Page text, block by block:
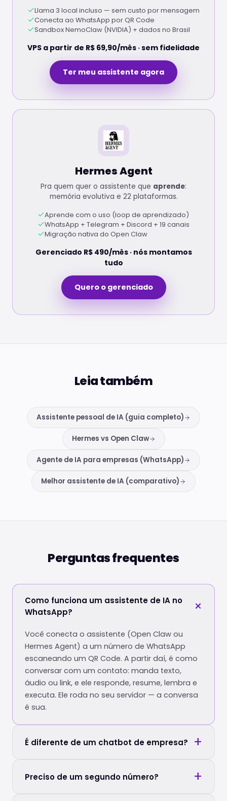
Llama 3 local incluso — sem custo por mensagem
Conecta ao WhatsApp por QR Code
Sandbox NemoClaw (NVIDIA) + dados no Brasil
VPS a partir de R$ 69,90/mês · sem fidelidade
Ter meu assistente agora
Hermes Agent
Pra quem quer o assistente que aprende:
memória evolutiva e 22 plataformas.
Aprende com o uso (loop de aprendizado)
WhatsApp + Telegram + Discord + 19 canais
Migração nativa do Open Claw
Gerenciado R$ 490/mês · nós montamos
tudo
Quero o gerenciado
Leia também
Assistente pessoal de IA (guia completo)
Hermes vs Open Claw
Agente de IA para empresas (WhatsApp)
Melhor assistente de IA (comparativo)
Perguntas frequentes
Como funciona um assistente de IA no
WhatsApp?
Você conecta o assistente (Open Claw ou
Hermes Agent) a um número de WhatsApp
escaneando um QR Code. A partir daí, é como
conversar com um contato: manda texto,
áudio ou link, e ele responde, resume, lembra e
executa. Ele roda no seu servidor — a conversa
é sua.
É diferente de um chatbot de empresa?
Preciso de um segundo número?